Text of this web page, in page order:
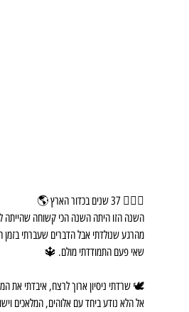
🧜🏼‍♂️ 37 שנים בכדור הארץ 🌎
השנה הזו היתה השנה הכי קשוחה שהייתה
מהרגע שנולדתי אבל הדברים שעברתי בזמן
שאי פעם התמודדתי מולם. 🔱
🕊 שרדתי ניסיון ארוך לרצח, איבדתי את
אל הלא נודע ביחד עם אלוהים, המלאכים